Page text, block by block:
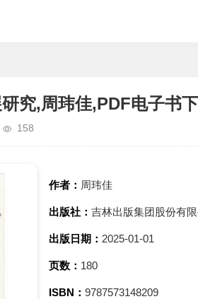
究,周玮佳,PDF电子书
158
作者： 周玮佳
出版社： 吉林出版集团股份有
出版日期： 2025-01-01
页数： 180
ISBN： 9787573148209